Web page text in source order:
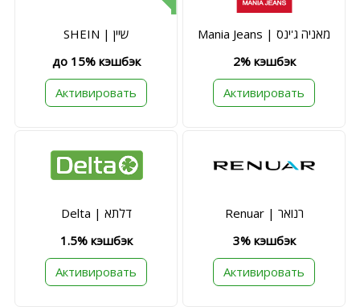
SHEIN | שיין
до 15% кэшбэк
Активировать
Mania Jeans | מאניה ג'ינס
2% кэшбэк
Активировать
Delta | דלתא
1.5% кэшбэк
Активировать
Renuar | רנואר
3% кэшбэк
Активировать